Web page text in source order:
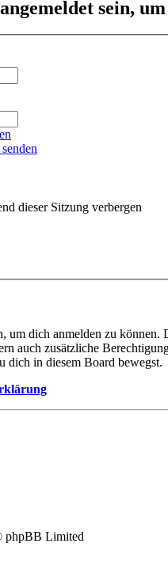
sein,
dieser Sitzung verbergen
um dich anmelden zu
auch zusätzliche
dich in diesem Board bewegst.
phpBB Limited